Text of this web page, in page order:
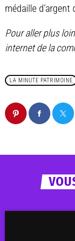
médaille d’argent
Pour aller plus
internet de la
LA MINUTE PATRIMOINE